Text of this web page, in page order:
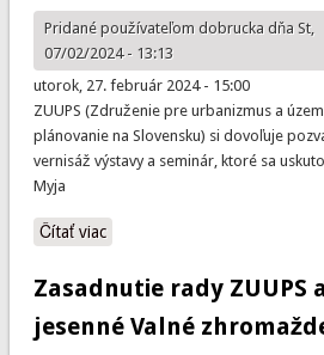
Pridané používateľom dobruckadňa St,
07/02/2024 - 13:13
utorok, 27. február 2024 - 15:00
ZUUPS (Združenie pre urbanizmus a
plánovanie na Slovensku) si dovoľuje
vernisáž výstavy a seminár, ktoré sa
Myja
Čítať viaco Vernisáž výstavy Cena
Zasadnutie rady ZUUPS a
jesenné Valné